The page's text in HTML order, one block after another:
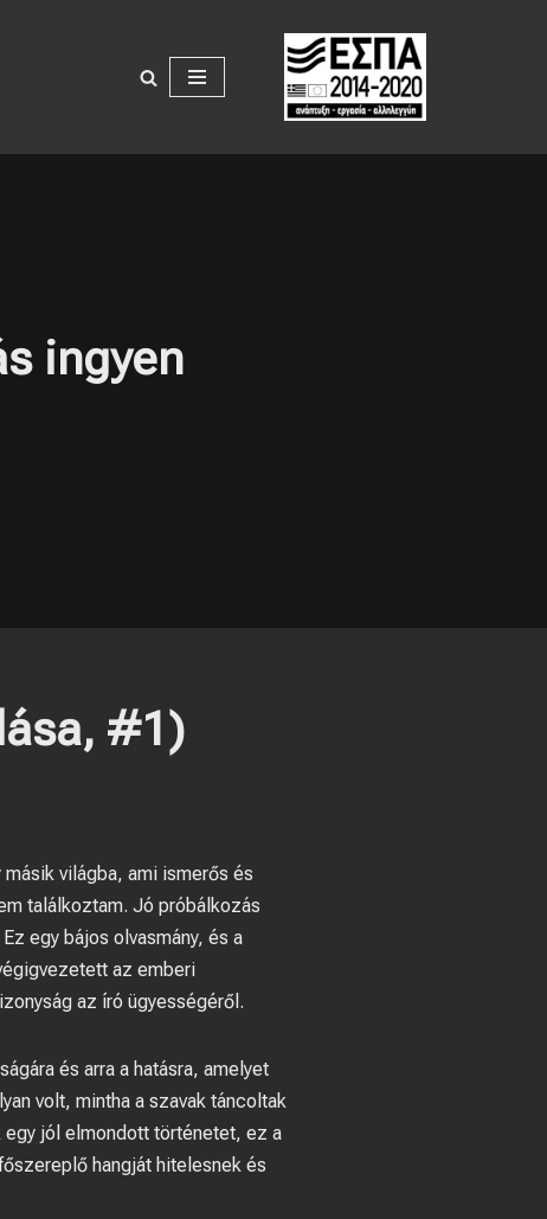
ingyen
#1)
világba, ami ismerős és
találkoztam. Jó próbálkozás
egy bájos olvasmány, és a
az emberi
az író ügyességéről.
és arra a hatásra, amelyet
volt, mintha a szavak táncoltak
egy jól elmondott történetet, ez a
hangját hitelesnek és